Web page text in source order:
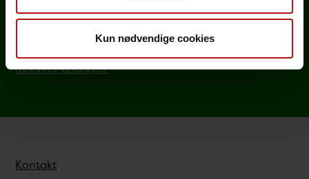
Kun nødvendige cookies
Analyseoversigt
Rekvirer analyser
Kontakt